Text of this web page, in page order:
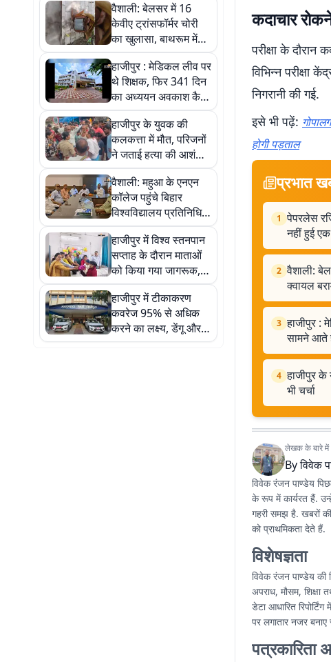
वैशाली: बेलसर में 16
केवीए ट्रांसफॉर्मर चोरी
का खुलासा, बाथरूम में
कचरे के नीचे छिपाया तांबा
क्वायल बरामद
हाजीपुर : मेडिकल लीव पर
थे शिक्षक, फिर 341 दिन
का अध्ययन अवकाश कैसे
मिला? दस्तावेज सामने
आते ही उठे सवाल
हाजीपुर के युवक की
कलकत्ता में मौत, परिजनों
ने जताई हत्या की आशंका,
पत्नी के अवैध संबंध की भी
चर्चा
वैशाली: महुआ के एनएन
कॉलेज पहुंचे बिहार
विश्वविद्यालय प्रतिनिधि,
महाविद्यालय परिवार ने
किया स्वागत
हाजीपुर में विश्व स्तनपान
सप्ताह के दौरान माताओं
को किया गया जागरूक,
हेल्दी बेबी शो रहा आकर्षण
का केंद्र
हाजीपुर में टीकाकरण
कवरेज 95% से अधिक
करने का लक्ष्य, डेंगू और
टीबी नियंत्रण की भी
कदाचार
परीक्षा के
विभिन्न परीक्षा
निगरानी की गई.
इसे भी पढ़ें:
होगी पड़ताल
प्रभात
1 पेपरलेस
नहीं हुई
2 वैशाली:
क्वायल
3 हाजीपुर :
सामने आते
4 हाजीपुर
भी चर्चा
लेखक के बारे में
Byविवेक
विवेक रंजन पाण्डेय
के रूप में कार्यरत हैं. उन्हें
गहरी समझ है. खबरों
को प्राथमिकता देते हैं.
विशेषज्ञता
विवेक रंजन पाण्डेय की
अपराध, मौसम,
डेटा आधारित
पर लगातार नजर
पत्रकारिता